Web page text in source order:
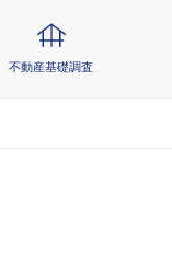
不動産基礎調査